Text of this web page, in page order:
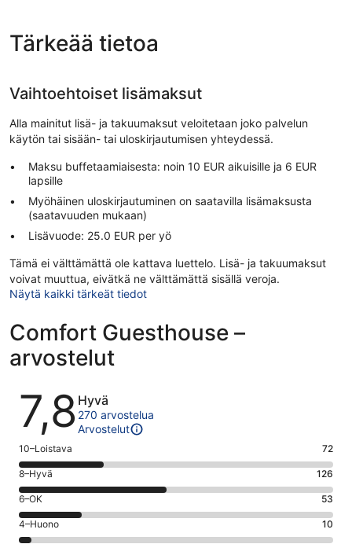
Tärkeää tietoa
Vaihtoehtoiset lisämaksut
Alla mainitut lisä- ja takuumaksut veloitetaan joko palvelun
käytön tai sisään- tai uloskirjautumisen yhteydessä.
Maksu buffetaamiaisesta: noin 10 EUR aikuisille ja 6 EUR
lapsille
Myöhäinen uloskirjautuminen on saatavilla lisämaksusta
(saatavuuden mukaan)
Lisävuode: 25.0 EUR per yö
Tämä ei välttämättä ole kattava luettelo. Lisä- ja takuumaksut
voivat muuttua, eivätkä ne välttämättä sisällä veroja.
Näytä kaikki tärkeät tiedot
Comfort Guesthouse –
arvostelut
Arvostelut
7,8 Hyvä
270 arvostelua
Arvostelut
Arvosana
10
-
Loistava.
72
kautta
10–Loistava 72
Arvosana
8
-
Hyvä.
126
8–Hyvä 126
Arvosana
6
-
6–OK 53
Arvosana
4
4–Huono 10